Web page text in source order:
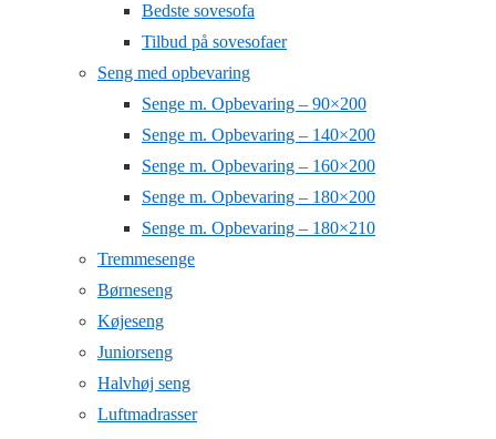
Bedste sovesofa
Tilbud på sovesofaer
Seng med opbevaring
Senge m. Opbevaring – 90×200
Senge m. Opbevaring – 140×200
Senge m. Opbevaring – 160×200
Senge m. Opbevaring – 180×200
Senge m. Opbevaring – 180×210
Tremmesenge
Børneseng
Køjeseng
Juniorseng
Halvhøj seng
Luftmadrasser